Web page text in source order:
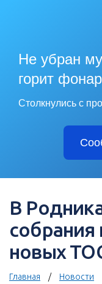
Не убран
горит
Столкнулись с
В
собрания
новых
Главная Новости